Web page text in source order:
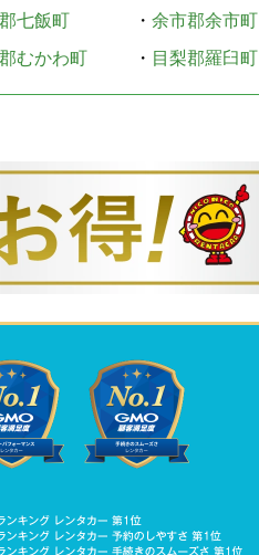
七飯町
・ 余市郡余市町
むかわ町
・ 目梨郡羅臼町